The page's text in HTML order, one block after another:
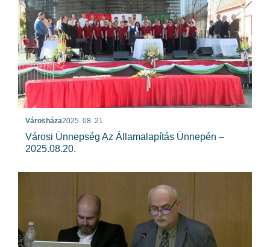
Városháza2025. 08. 21.
Városi Ünnepség Az Államalapítás Ünnepén –
2025.08.20.